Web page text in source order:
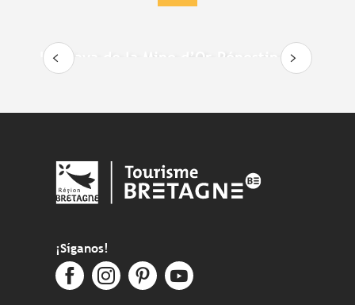
La playa de la Mine d’Or-Pénestin
¡Síganos!